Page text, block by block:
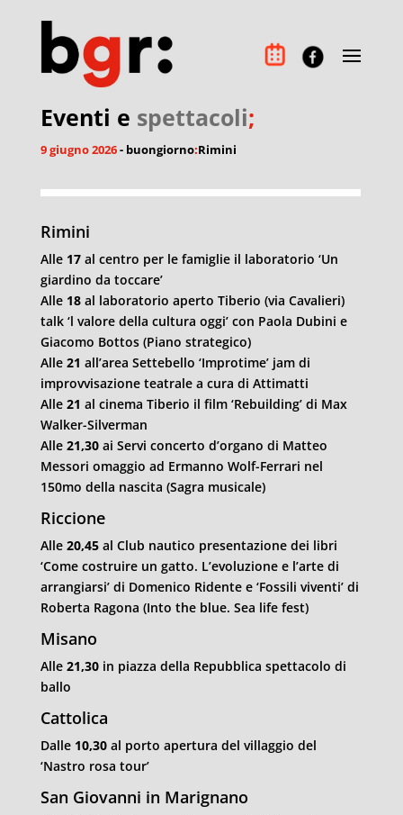
Eventi e spettacoli;
9 giugno 2026- buongiorno:Rimini
Rimini
Alle 17al centro per le famiglie il laboratorio ‘Un
giardino da toccare’
Alle 18al laboratorio aperto Tiberio (via Cavalieri)
talk ‘l valore della cultura oggi’ con Paola Dubini e
Giacomo Bottos (Piano strategico)
Alle 21 all’area Settebello ‘Improtime’ jam di
improvvisazione teatrale a cura di Attimatti
Alle 21 al cinema Tiberio il film ‘Rebuilding’ di Max
Walker-Silverman
Alle 21,30ai Servi concerto d’organo di Matteo
Messori omaggio ad Ermanno Wolf-Ferrari nel
150mo della nascita (Sagra musicale)
Riccione
Alle 20,45al Club nautico presentazione dei libri
‘Come costruire un gatto. L’evoluzione e l’arte di
arrangiarsi’ di Domenico Ridente e ‘Fossili viventi’ di
Roberta Ragona (Into the blue. Sea life fest)
Misano
Alle 21,30in piazza della Repubblica spettacolo di
ballo
Cattolica
Dalle 10,30al porto apertura del villaggio del
‘Nastro rosa tour’
San Giovanni in Marignano